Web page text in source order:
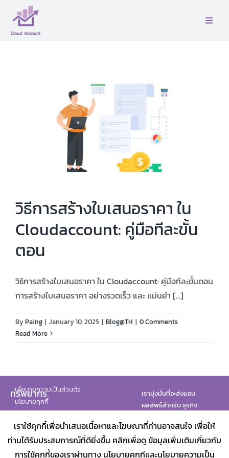
เราใช้คุกกี้เพื่อนำเสนอเนื้อหาและโฆษณาที่ท่านอาจสนใจ เพื่อให้
ท่านได้รับประสบการณ์ที่ดียิ่งขึ้น คลิกเพื่อดู ข้อมูลเพิ่มเติมเกี่ยวกับ
การใช้คุกกี้ของเราผ่านทาง นโยบายคุกกีและนโยบายความเป็น
content
Toggle
บล็อค
สมัครใช้บริการ
เข้าสู่ระบบ
วิธีการสร้างใบเสนอราคา ใน
Cloudaccount: คู่มือทีละขั้น
ตอน
วิธีการสร้างใบเสนอราคา ใน Cloudaccount: คู่มือทีละขั้นตอน
การสร้างใบเสนอราคา อย่างรวดเร็ว และ แม่นยำ [...]
ByPaing | January 10, 2025 | Blog@TH | 0 Comments
Read More
ทรัพยากร
นโยบายความเป็นส่วนตัว
นโยบายคุกกี้
เรามุ่งมั่นที่จะส่งมอบ
ผลลัพธ์สำหรับ ธุรกิจ
พันธมิตรของเรา